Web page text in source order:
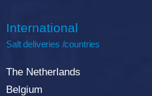
International
Salt deliveries /countries
The Netherlands
Belgium